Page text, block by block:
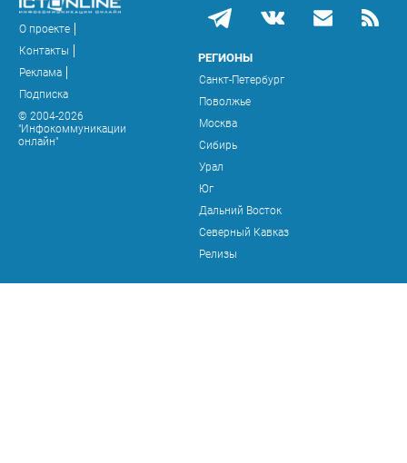
О проекте
Контакты
Реклама
Подписка
© 2004-2026
"Инфокоммуникации
онлайн"
РЕГИОНЫ
Санкт-Петербург
Поволжье
Москва
Сибирь
Урал
Юг
Дальний Восток
Северный Кавказ
Релизы